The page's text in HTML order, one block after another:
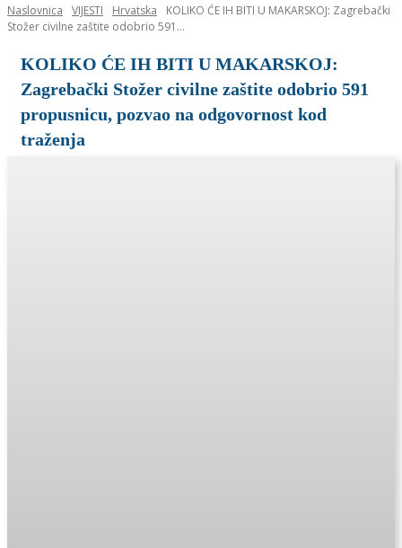
Naslovnica VIJESTI Hrvatska
KOLIKO ĆE IH BITI U MAKARSKOJ: Zagrebački
Stožer civilne zaštite odobrio 591...
KOLIKO ĆE IH BITI U MAKARSKOJ:
Zagrebački Stožer civilne zaštite odobrio 591
propusnicu, pozvao na odgovornost kod
traženja